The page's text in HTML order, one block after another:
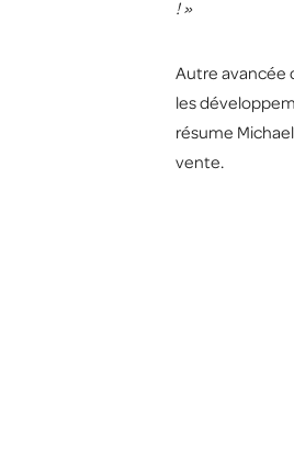
! »
Autre avancée
les
résume
vente.